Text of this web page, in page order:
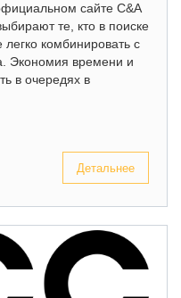
сайте C&A
те, кто в поиске
комбинировать с
Экономия времени и
в очередях в
Детальнее